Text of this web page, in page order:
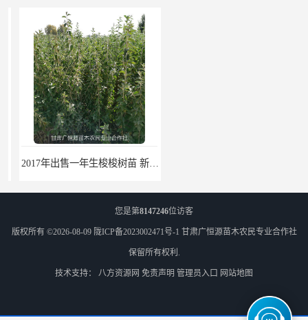
2017年出售一年生梭梭树苗 新疆梭梭沙地绿化种植肉苁蓉
您是第8147246位访客
版权所有 ©2026-08-09 陇ICP备2023002471号-1 甘肃广恒源苗木农民专业合作社
保留所有权利.
技术支持： 八方资源网 免责声明 管理员入口 网站地图